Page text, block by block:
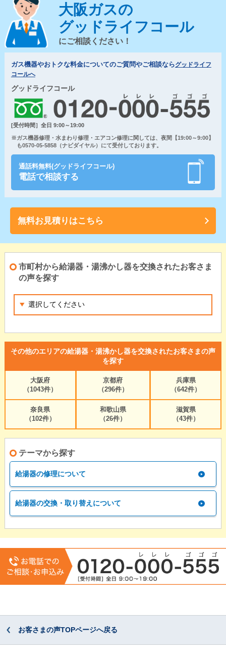
大阪ガスの
グッドライフコール
にご相談ください！
ガス機器やおトクな料金についてのご質問やご相談ならグッドライフ
コールへ
グッドライフコール
[受付時間］全日 9:00～19:00
※ガス機器修理・水まわり修理・エアコン修理に関しては、夜間【19:00～9:00】
も0570-05-5858（ナビダイヤル）にて受付しております。
通話料無料(グッドライフコール)
電話で相談する
無料お見積りはこちら
市町村から給湯器・湯沸かし器を交換されたお客さま
の声を探す
その他のエリアの給湯器・湯沸かし器を交換されたお客さまの声
を探す
大阪府
（1043件）
京都府
（296件）
兵庫県
（642件）
奈良県
（102件）
和歌山県
（26件）
滋賀県
（43件）
テーマから探す
給湯器の修理について
給湯器の交換・取り替えについて
お客さまの声TOPページへ戻る